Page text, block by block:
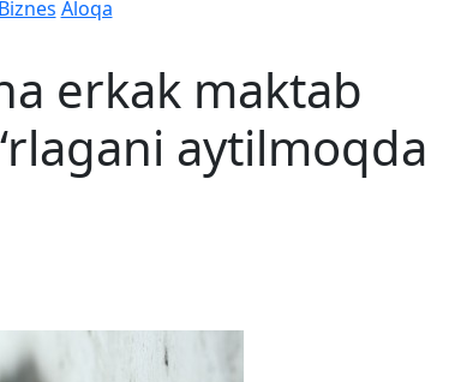
Biznes Aloqa
erkak maktab
aytilmoqda